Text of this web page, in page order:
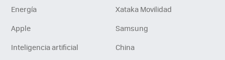
Energía
Xataka Movilidad
Apple
Samsung
Inteligencia artificial
China